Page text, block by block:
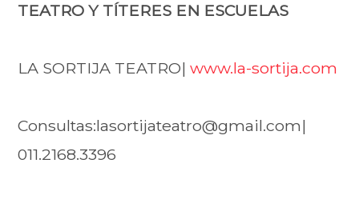
TEATRO Y TÍTERES EN ESCUELAS
LA SORTIJA TEATRO|www.la-sortija.com
Consultas:lasortijateatro@gmail.com|
011.2168.3396